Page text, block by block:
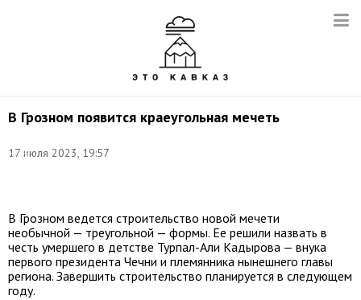
В Грозном появится краеугольная мечеть
17 июля 2023, 19:57
сайт
В Грозном ведется строительство новой мечети
необычной — треугольной — формы. Ее решили назвать в
честь умершего в детстве Турпал-Али Кадырова — внука
первого президента Чечни и племянника нынешнего главы
региона. Завершить строительство планируется в следующем
году.